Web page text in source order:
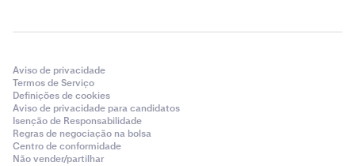
Aviso de privacidade
Termos de Serviço
Definições de cookies
Aviso de privacidade para candidatos
Isenção de Responsabilidade
Regras de negociação na bolsa
Centro de conformidade
Não vender/partilhar